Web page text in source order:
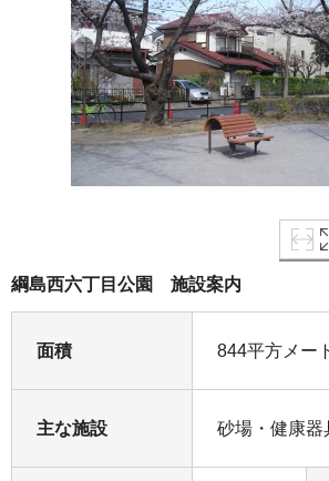
綱島西六丁目公園 施設案内
面積 844平方メー
主な施設 砂場・健康器